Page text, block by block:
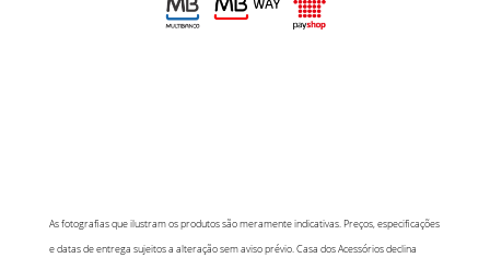
As fotografias que ilustram os produtos são meramente indicativas. Preços, especificações
e datas de entrega sujeitos a alteração sem aviso prévio. Casa dos Acessórios declina